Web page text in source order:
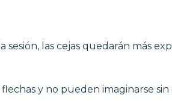
las cejas quedarán más
y no pueden imaginarse